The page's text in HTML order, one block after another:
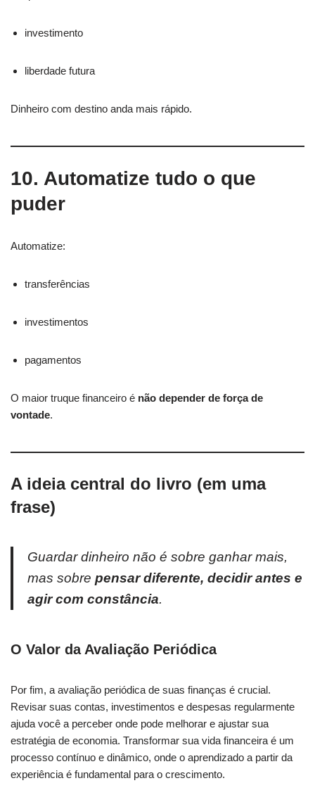
investimento
liberdade futura
Dinheiro com destino anda mais rápido.
10. Automatize tudo o que
puder
Automatize:
transferências
investimentos
pagamentos
O maior truque financeiro é não depender de força de
vontade.
A ideia central do livro (em uma
frase)
Guardar dinheiro não é sobre ganhar mais,
mas sobre pensar diferente, decidir antes e
agir com constância.
O Valor da Avaliação Periódica
Por fim, a avaliação periódica de suas finanças é crucial.
Revisar suas contas, investimentos e despesas regularmente
ajuda você a perceber onde pode melhorar e ajustar sua
estratégia de economia. Transformar sua vida financeira é um
processo contínuo e dinâmico, onde o aprendizado a partir da
experiência é fundamental para o crescimento.